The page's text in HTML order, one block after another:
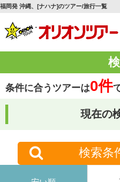
福岡発 沖縄、[ナハナ]のツアー/旅行一覧
条件に合うツアーは0件
現在の
検索条